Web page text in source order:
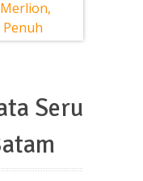
Seru